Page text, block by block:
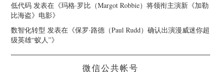
低代码 发表在《玛格·罗比（Margot Robbie）将领衔主演新《加勒
比海盗》电影》
数智化转型 发表在《保罗·路德（Paul Rudd）确认出演漫威迷你超
级英雄“蚁人”》
微信公共帐号